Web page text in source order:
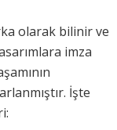
olarak bilinir ve
imza
İşte